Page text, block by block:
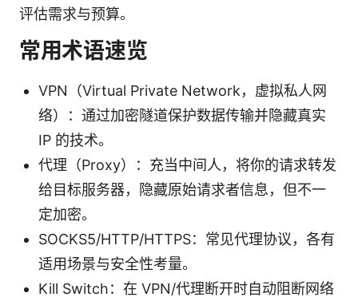
评估需求与预算。
常用术语速览
VPN（Virtual Private Network，虚拟私人网
络）：通过加密隧道保护数据传输并隐藏真实
IP 的技术。
代理（Proxy）：充当中间人，将你的请求转发
给目标服务器，隐藏原始请求者信息，但不一
定加密。
SOCKS5/HTTP/HTTPS：常见代理协议，各有
适用场景与安全性考量。
Kill Switch：在 VPN/代理断开时自动阻断网络